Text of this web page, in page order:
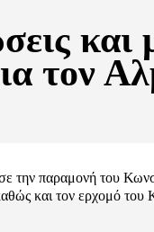
και
τον
την παραμονή του
και τον ερχομό του